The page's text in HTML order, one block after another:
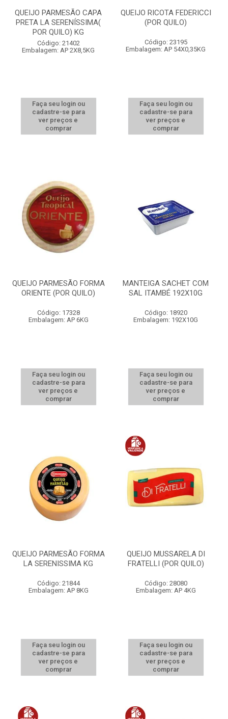
QUEIJO PARMESÃO CAPA
PRETA LA SERENÍSSIMA(
POR QUILO) KG
Código: 21402
Embalagem: AP 2X8,5KG
Faça seu login ou
cadastre-se para
ver preços e
comprar
QUEIJO RICOTA FEDERICCI
(POR QUILO)
Código: 23195
Embalagem: AP 54X0,35KG
Faça seu login ou
cadastre-se para
ver preços e
comprar
QUEIJO PARMESÃO FORMA
ORIENTE (POR QUILO)
Código: 17328
Embalagem: AP 6KG
Faça seu login ou
cadastre-se para
ver preços e
comprar
MANTEIGA SACHET COM
SAL ITAMBÉ 192X10G
Código: 18920
Embalagem: 192X10G
Faça seu login ou
cadastre-se para
ver preços e
comprar
QUEIJO PARMESÃO FORMA
LA SERENISSIMA KG
Código: 21844
Embalagem: AP 8KG
Faça seu login ou
cadastre-se para
ver preços e
comprar
QUEIJO MUSSARELA DI
FRATELLI (POR QUILO)
Código: 28080
Embalagem: AP 4KG
Faça seu login ou
cadastre-se para
ver preços e
comprar